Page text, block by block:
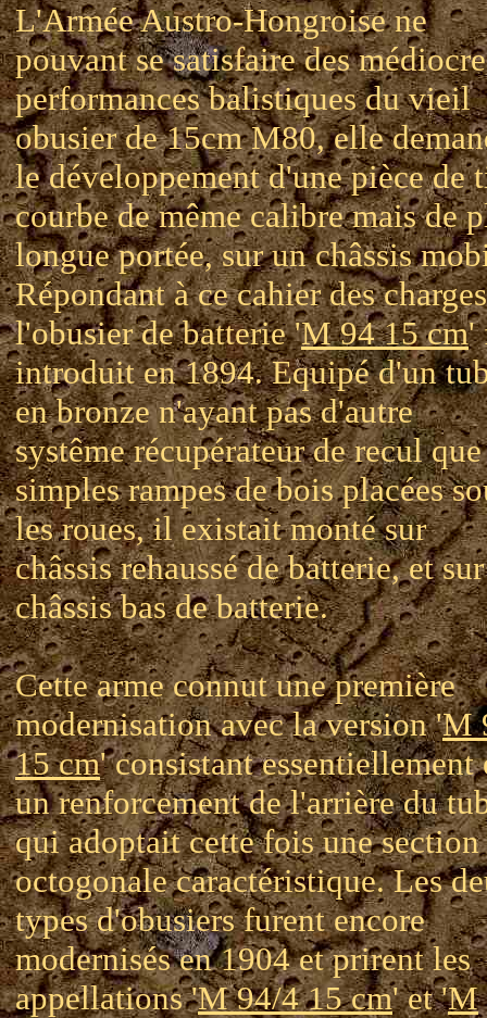
L'Armée Austro-Hongroise ne
pouvant se satisfaire des
performances balistiques du vieil
obusier de 15cm M80, elle
le développement d'une pièce de
courbe de même calibre mais de
longue portée, sur un châssis
Répondant à ce cahier des
l'obusier de batterie 'M 94 15 cm'
introduit en 1894. Equipé d'un
en bronze n'ayant pas d'autre
systême récupérateur de recul
simples rampes de bois placées
les roues, il existait monté sur
châssis rehaussé de batterie, et sur
châssis bas de batterie.
Cette arme connut une première
modernisation avec la version 'M
15 cm' consistant essentiellement
un renforcement de l'arrière du
qui adoptait cette fois une section
octogonale caractéristique. Les
types d'obusiers furent encore
modernisés en 1904 et prirent les
appellations 'M 94/4 15 cm' et 'M